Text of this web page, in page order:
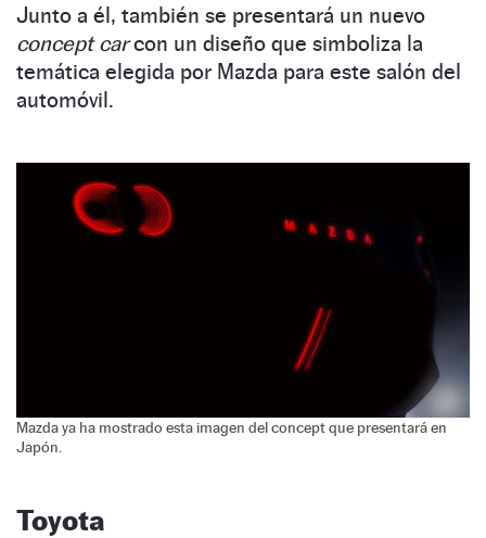
Junto a él, también se presentará un nuevo
concept carcon un diseño que simboliza la
temática elegida por Mazda para este salón del
automóvil.
Mazda ya ha mostrado esta imagen del concept que presentará en
Japón.
Toyota